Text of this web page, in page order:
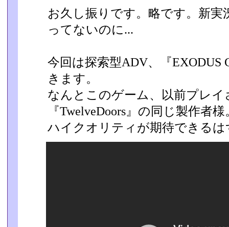
お久し振りです。略です。新実
ってないのに...
今回は探索型ADV、『EXODUS
きます。
なんとこのゲーム、以前プレ
『TwelveDoors』の同じ製作者­様
ハイクオリティが期待できるは